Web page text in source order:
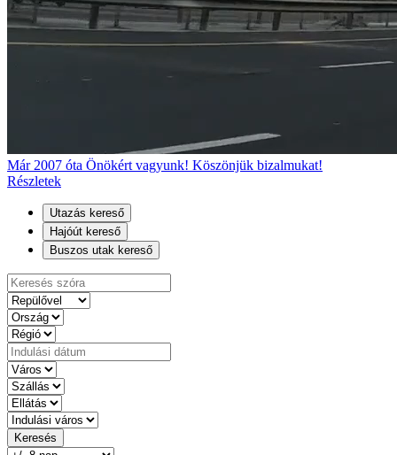
Már 2007 óta Önökért vagyunk! Köszönjük bizalmukat!
Részletek
Utazás kereső
Hajóút kereső
Buszos utak kereső
Keresés